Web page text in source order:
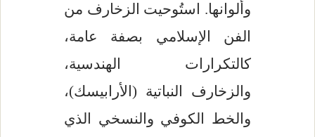
وألوانها. استُوحيت الزخارف من
الفن الإسلامي بصفة عامة،
كالتكرارات الهندسية،
والزخارف النباتية (الأرابيسك)،
والخط الكوفي والنسخي الذي